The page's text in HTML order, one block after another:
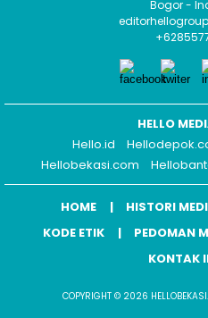
Bogor -
HELLO
Hello.id
Hellobekasi.com
HOME HISTORI
KODE ETIK
PEDOMAN
KONTAK
COPYRIGHT © 2026